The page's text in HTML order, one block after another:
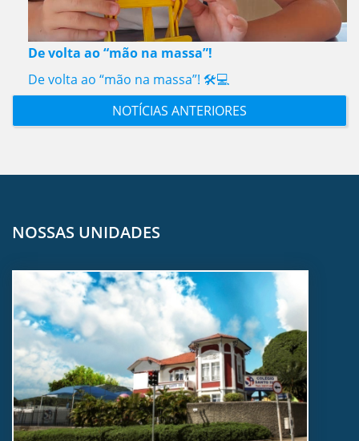
De volta ao “mão na massa”!
De volta ao “mão na massa”! 🛠️💻
NOTÍCIAS ANTERIORES
NOSSAS UNIDADES